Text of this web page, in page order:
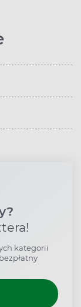
kategorii